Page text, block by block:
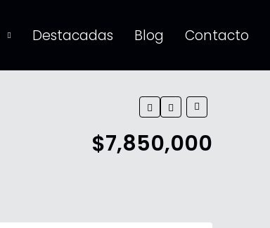
Destacadas Blog Contacto
$7,850,000